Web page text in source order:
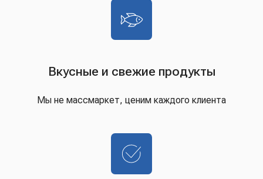
Вкусные и свежие продукты
Мы не массмаркет, ценим каждого клиента